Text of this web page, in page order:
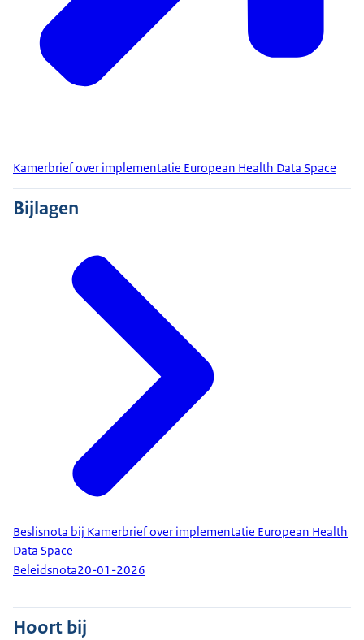
Kamerbrief over implementatie European Health Data Space
Bijlagen
Beslisnota bij Kamerbrief over implementatie European Health
Data Space
Beleidsnota20-01-2026
Hoort bij